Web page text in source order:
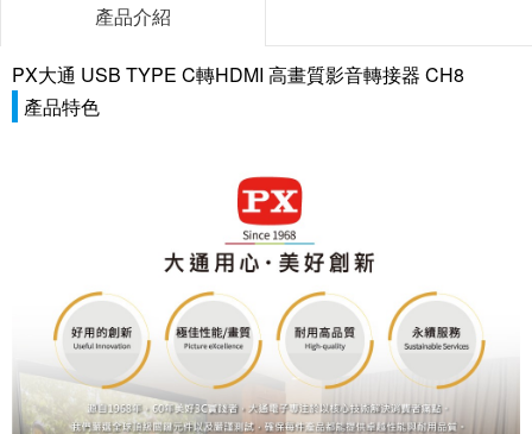
產品介紹
PX大通 USB TYPE C轉HDMI 高畫質影音轉接器 CH8
產品特色